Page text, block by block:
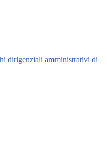
dirigenziali amministrativi di